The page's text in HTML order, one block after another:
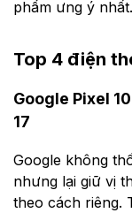
phẩm ưng ý nhất.
Top 4 điện
Google Pixel
17
Google không
nhưng lại giữ vị
theo cách riêng.